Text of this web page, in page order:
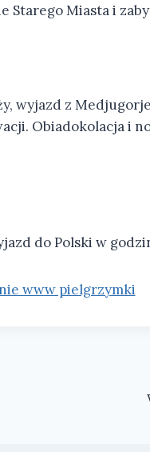
Starego Miasta i
wyjazd z
Obiadokolacja i
do Polski w
www pielgrzymki